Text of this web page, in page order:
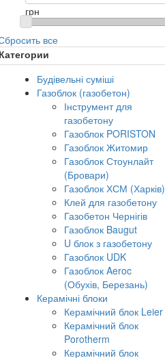
грн
все
Категории
Будівельні суміші
Газоблок (газобетон)
Інструмент для
газобетону
Газоблок PORISTON
Газоблок Житомир
Газоблок Стоунлайт
(Бровари)
Газоблок ХСМ (Харків)
Клей для газобетону
Газобетон Чернігів
Газоблок Baugut
U блок з газобетону
Газоблок UDK
Газоблок Aeroc
(Обухів, Березань)
Керамічні блоки
Керамічний блок Leier
Керамічний блок
Porotherm
Керамічний блок